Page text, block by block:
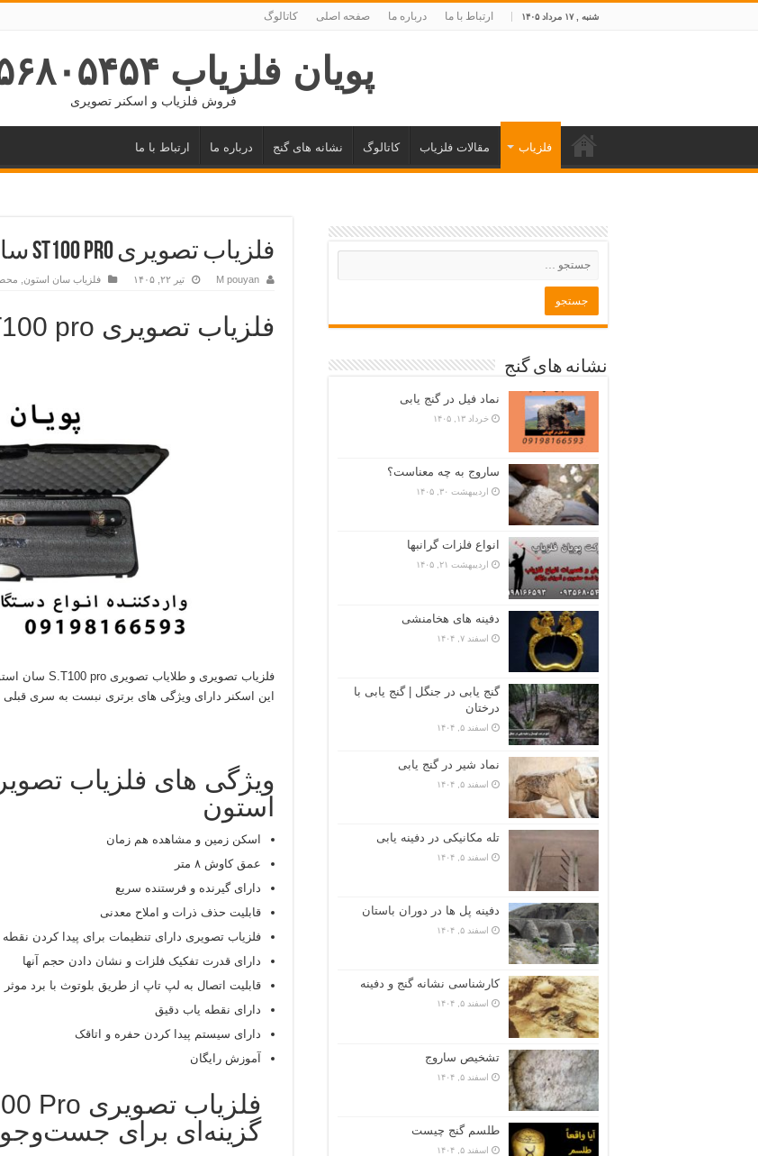
شنبه , ۱۷ مرداد ۱۴۰۵ ارتباط با ما درباره ما صفحه اصلی کاتالوگ
پویان فلزیاب ۰۹۳۵۶۸۰۵۴۵۴
فروش فلزیاب و اسکنر تصویری
فلزیاب مقالات فلزیاب کاتالوگ نشانه های گنج درباره ما ارتباط با ما
فلزیاب تصویری ST100 pro سان استون
M pouyan تیر ۲۲, ۱۴۰۵ فلزیاب سان استون
فلزیاب تصویری ST100 pro سان استون
فلزیاب تصویری و طلایاب تصویری S.T100 pro سان استون امریکا از محبوبترین فلزیاب های جهان می باشد.
این اسکنر دارای ویژگی های برتری نبست به سری قبلی
استون
اسکن زمین و مشاهده هم زمان
عمق کاوش ۸ متر
دارای گیرنده و فرستنده سریع
قابلیت حذف ذرات و املاح معدنی
فلزیاب تصویری دارای تنظیمات برای پیدا کردن
دارای قدرت تفکیک فلزات و نشان دادن حجم آنها
قابلیت اتصال به لپ تاپ از طریق بلوتوث با برد موثر ۲۰متر
دارای نقطه یاب دقیق
دارای سیستم پیدا کردن حفره و اتاقک
آموزش رایگان
گزینه‌ای برای
نشانه های گنج
نماد فیل در گنج یابی
خرداد ۱۳, ۱۴۰۵
ساروج به چه معناست؟
اردیبهشت ۳۰, ۱۴۰۵
انواع فلزات گرانبها
اردیبهشت ۲۱, ۱۴۰۵
دفینه های هخامنشی
اسفند ۷, ۱۴۰۴
گنج یابی در جنگل | گنج یابی با
درختان
اسفند ۵, ۱۴۰۴
نماد شیر در گنج یابی
اسفند ۵, ۱۴۰۴
تله مکانیکی در دفینه یابی
اسفند ۵, ۱۴۰۴
دفینه پل ها در دوران باستان
اسفند ۵, ۱۴۰۴
کارشناسی نشانه گنج و دفینه
اسفند ۵, ۱۴۰۴
تشخیص ساروج
اسفند ۵, ۱۴۰۴
طلسم گنج چیست
اسفند ۵, ۱۴۰۴